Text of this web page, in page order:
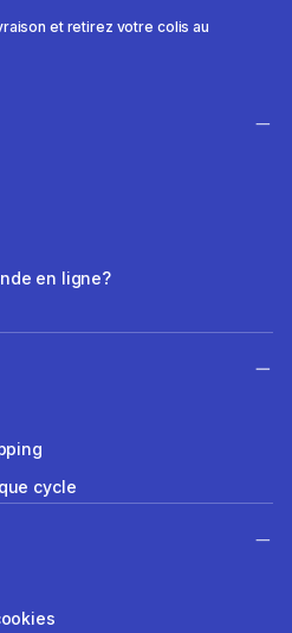
et retirez votre colis au
en ligne?
cycle